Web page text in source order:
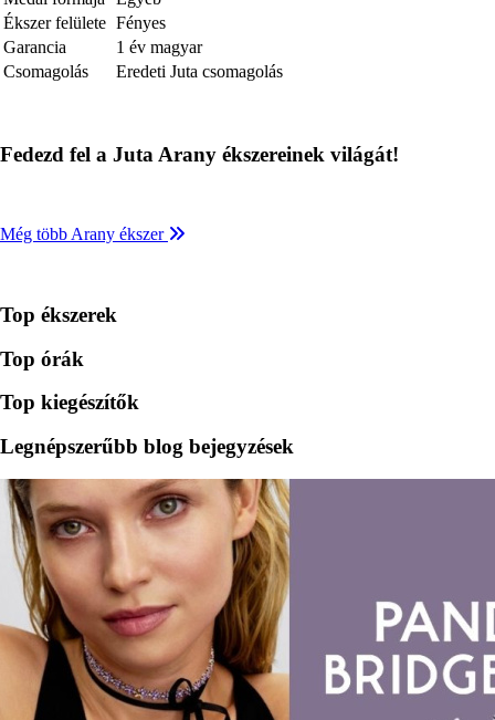
Ékszer felülete Fényes
Garancia
1 év magyar
Csomagolás
Eredeti Juta csomagolás
Fedezd fel a Juta Arany ékszereinek világát!
Még több Arany ékszer
Top ékszerek
Top órák
Top kiegészítők
Legnépszerűbb blog bejegyzések